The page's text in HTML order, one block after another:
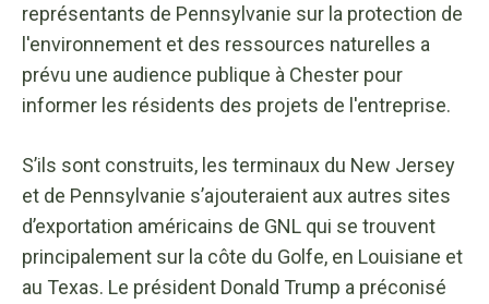
représentants de Pennsylvanie sur la protection de
l'environnement et des ressources naturelles a
prévu une audience publique à Chester pour
informer les résidents des projets de l'entreprise.
S’ils sont construits, les terminaux du New Jersey
et de Pennsylvanie s’ajouteraient aux autres sites
d’exportation américains de GNL qui se trouvent
principalement sur la côte du Golfe, en Louisiane et
au Texas. Le président Donald Trump a préconisé